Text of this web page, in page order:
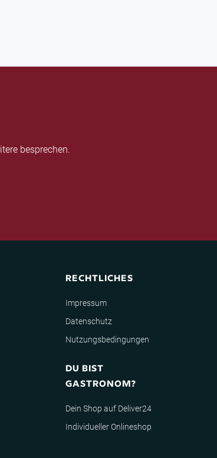
besprechen.
RECHTLICHES
Impressum
Datenschutz
Nutzungsbedingungen
DU BIST
GASTRONOM?
Dein Shop auf Deliver24
Individueller Onlineshop